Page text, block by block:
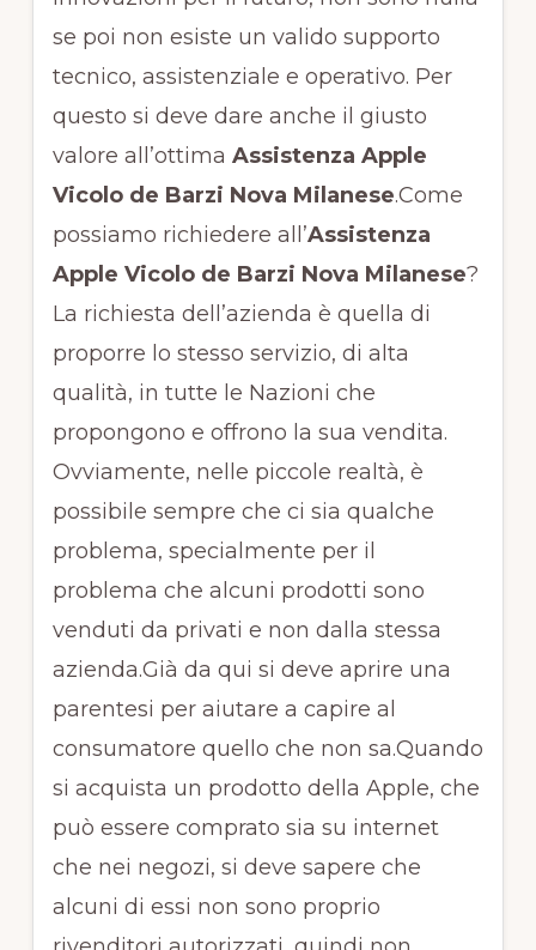
se poi non esiste un valido supporto
tecnico, assistenziale e operativo. Per
questo si deve dare anche il giusto
valore all’ottima Assistenza Apple
Vicolo de Barzi Nova Milanese.Come
possiamo richiedere all’Assistenza
Apple Vicolo de Barzi Nova Milanese?
La richiesta dell’azienda è quella di
proporre lo stesso servizio, di alta
qualità, in tutte le Nazioni che
propongono e offrono la sua vendita.
Ovviamente, nelle piccole realtà, è
possibile sempre che ci sia qualche
problema, specialmente per il
problema che alcuni prodotti sono
venduti da privati e non dalla stessa
azienda.Già da qui si deve aprire una
parentesi per aiutare a capire al
consumatore quello che non sa.Quando
si acquista un prodotto della Apple, che
può essere comprato sia su internet
che nei negozi, si deve sapere che
alcuni di essi non sono proprio